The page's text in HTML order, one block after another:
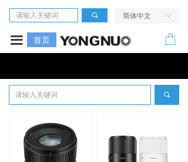
끀
首页
相机
LED摄像灯
无线引闪系统
ꂆ
首页
끠 ꀅ
简体中文
끠